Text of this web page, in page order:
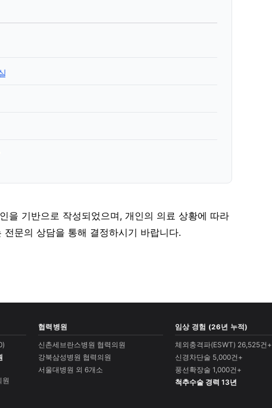
을 기반으로 작성되었으며, 개인의 의료 상황에 따라
문의 상담을 통해 결정하시기 바랍니다.
원
협력병원
신촌세브란스병원 협력의원
강북삼성병원 협력의원
서울대병원 외 6개소
임상 경험 (26년 누적)
체외충격파(ESWT) 26,525건+
신경차단술 5,000건+
풍선확장술 1,000건+
척추수술 경력 13년